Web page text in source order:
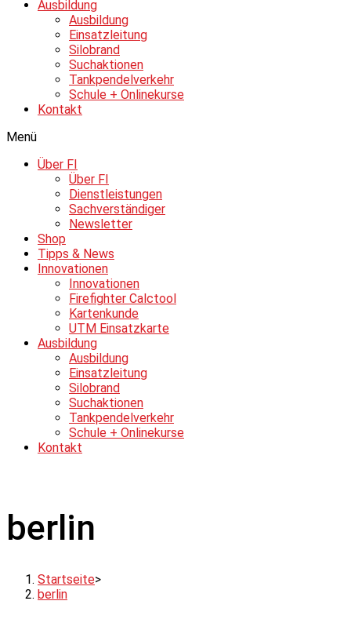
Ausbildung
Ausbildung
Einsatzleitung
Silobrand
Suchaktionen
Tankpendelverkehr
Schule + Onlinekurse
Kontakt
Menü
Über FI
Über FI
Dienstleistungen
Sachverständiger
Newsletter
Shop
Tipps & News
Innovationen
Innovationen
Firefighter Calctool
Kartenkunde
UTM Einsatzkarte
Ausbildung
Ausbildung
Einsatzleitung
Silobrand
Suchaktionen
Tankpendelverkehr
Schule + Onlinekurse
Kontakt
berlin
Startseite>
berlin